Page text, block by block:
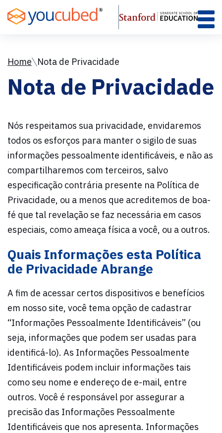
to
Content
Home Nota de Privacidade
Nota de Privacidade
Nós respeitamos sua privacidade, envidaremos
todos os esforços para manter o sigilo de suas
informações pessoalmente identificáveis, e não as
compartilharemos com terceiros, salvo
especificação contrária presente na Política de
Privacidade, ou a menos que acreditemos de boa-
fé que tal revelação se faz necessária em casos
especiais, como ameaça física a você, ou a outros.
Quais Informações esta Política
de Privacidade Abrange
A fim de acessar certos dispositivos e benefícios
em nosso site, você tema opção de cadastrar
“Informações Pessoalmente Identificáveis” (ou
seja, informações que podem ser usadas para
identificá-lo). As Informações Pessoalmente
Identificáveis podem incluir informações tais
como seu nome e endereço de e-mail, entre
outros. Você é responsável por assegurar a
precisão das Informações Pessoalmente
Identificáveis que nos apresenta. Informações